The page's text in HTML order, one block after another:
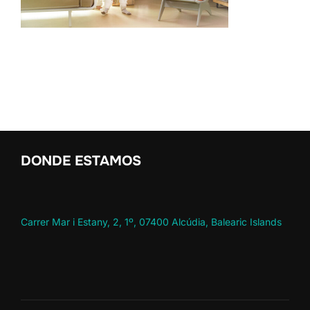
DONDE ESTAMOS
Carrer Mar i Estany, 2, 1º, 07400 Alcúdia, Balearic Islands